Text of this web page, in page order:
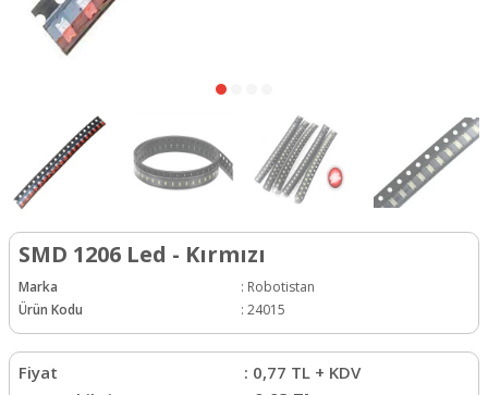
SMD 1206 Led - Kırmızı
Marka : Robotistan
Ürün Kodu
: 24015
Fiyat : 0,77 TL + KDV